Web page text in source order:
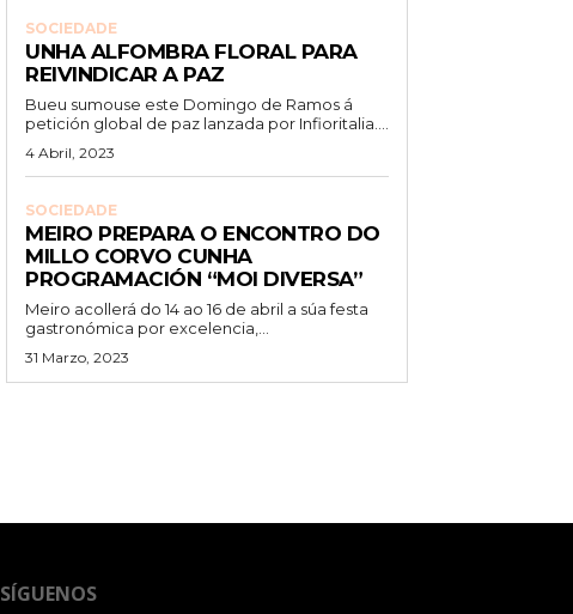
SOCIEDADE
UNHA ALFOMBRA FLORAL PARA
REIVINDICAR A PAZ
Bueu sumouse este Domingo de Ramos á
petición global de paz lanzada por Infioritalia....
4 Abril, 2023
SOCIEDADE
MEIRO PREPARA O ENCONTRO DO
MILLO CORVO CUNHA
PROGRAMACIÓN “MOI DIVERSA”
Meiro acollerá do 14 ao 16 de abril a súa festa
gastronómica por excelencia,...
31 Marzo, 2023
SÍGUENOS